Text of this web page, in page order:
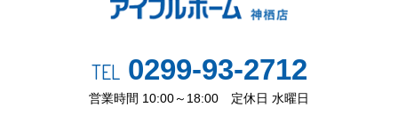
TEL0299-93-2712
営業時間 10:00～18:00 定休日 水曜日